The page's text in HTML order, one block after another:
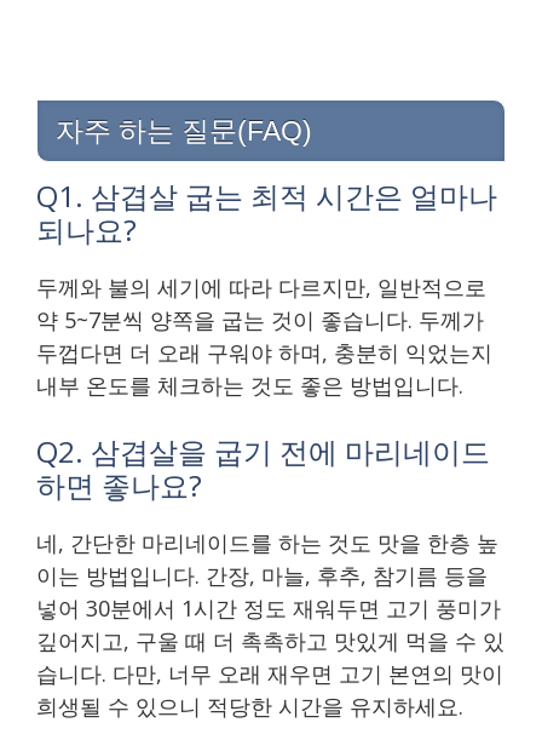
자주 하는 질문(FAQ)
Q1. 삼겹살 굽는 최적 시간은 얼마나
되나요?
두께와 불의 세기에 따라 다르지만, 일반적으로
약 5~7분씩 양쪽을 굽는 것이 좋습니다. 두께가
두껍다면 더 오래 구워야 하며, 충분히 익었는지
내부 온도를 체크하는 것도 좋은 방법입니다.
Q2. 삼겹살을 굽기 전에 마리네이드
하면 좋나요?
네, 간단한 마리네이드를 하는 것도 맛을 한층 높
이는 방법입니다. 간장, 마늘, 후추, 참기름 등을
넣어 30분에서 1시간 정도 재워두면 고기 풍미가
깊어지고, 구울 때 더 촉촉하고 맛있게 먹을 수 있
습니다. 다만, 너무 오래 재우면 고기 본연의 맛이
희생될 수 있으니 적당한 시간을 유지하세요.